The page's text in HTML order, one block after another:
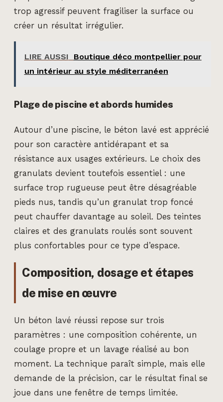
trop agressif peuvent fragiliser la surface ou
créer un résultat irrégulier.
LIRE AUSSI
Boutique déco montpellier pour
un intérieur au style méditerranéen
Plage de piscine et abords humides
Autour d’une piscine, le béton lavé est apprécié
pour son caractère antidérapant et sa
résistance aux usages extérieurs. Le choix des
granulats devient toutefois essentiel : une
surface trop rugueuse peut être désagréable
pieds nus, tandis qu’un granulat trop foncé
peut chauffer davantage au soleil. Des teintes
claires et des granulats roulés sont souvent
plus confortables pour ce type d’espace.
Composition, dosage et étapes
de mise en œuvre
Un béton lavé réussi repose sur trois
paramètres : une composition cohérente, un
coulage propre et un lavage réalisé au bon
moment. La technique paraît simple, mais elle
demande de la précision, car le résultat final se
joue dans une fenêtre de temps limitée.